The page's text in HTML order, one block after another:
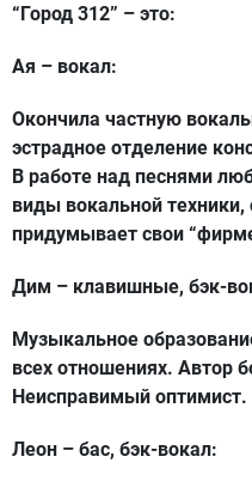
“Город 312” – это:
Ая – вокал:
Окончила частную
эстрадное отделение
В работе над песнями
виды вокальной техники,
придумывает свои
Дим – клавишные, бэк-
Музыкальное
всех отношениях. Автор
Неисправимый
Леон – бас, бэк-вокал: